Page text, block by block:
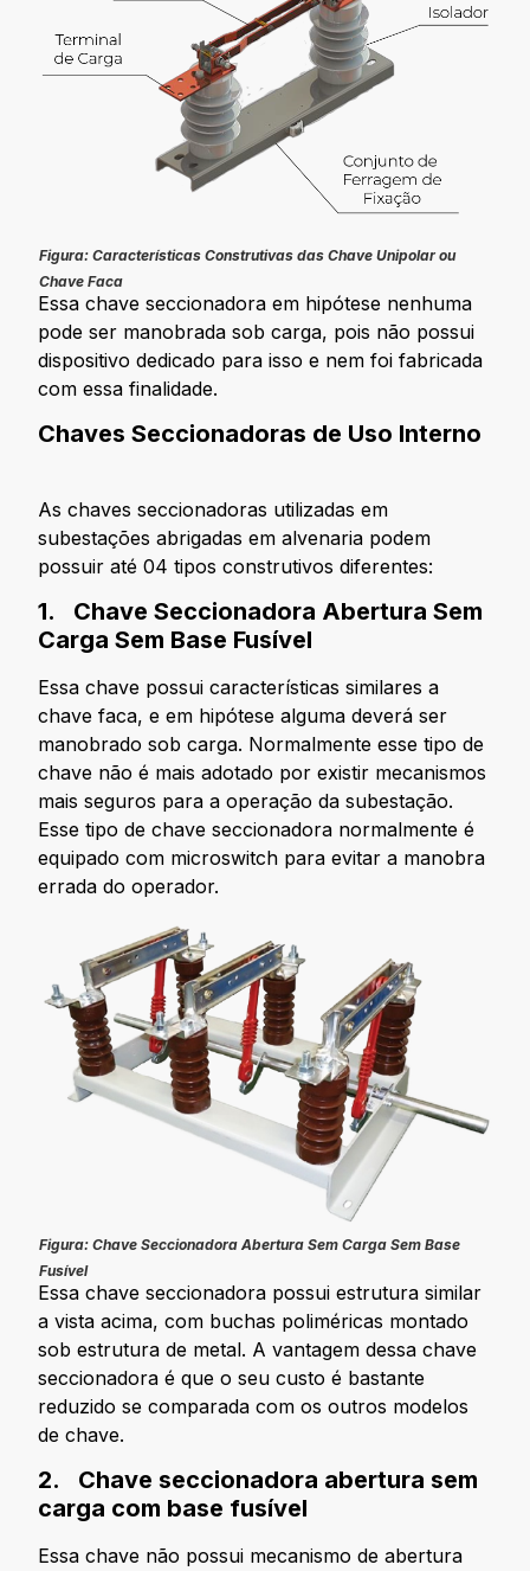
Figura: Características Construtivas das Chave Unipolar ou
Chave Faca
Essa chave seccionadora em hipótese nenhuma
pode ser manobrada sob carga, pois não possui
dispositivo dedicado para isso e nem foi fabricada
com essa finalidade.
Chaves Seccionadoras de Uso Interno
As chaves seccionadoras utilizadas em
subestações abrigadas em alvenaria podem
possuir até 04 tipos construtivos diferentes:
1. Chave Seccionadora Abertura Sem
Carga Sem Base Fusível
Essa chave possui características similares a
chave faca, e em hipótese alguma deverá ser
manobrado sob carga. Normalmente esse tipo de
chave não é mais adotado por existir mecanismos
mais seguros para a operação da subestação.
Esse tipo de chave seccionadora normalmente é
equipado com microswitch para evitar a manobra
errada do operador.
Figura: Chave Seccionadora Abertura Sem Carga Sem Base
Fusível
Essa chave seccionadora possui estrutura similar
a vista acima, com buchas poliméricas montado
sob estrutura de metal. A vantagem dessa chave
seccionadora é que o seu custo é bastante
reduzido se comparada com os outros modelos
de chave.
2. Chave seccionadora abertura sem
carga com base fusível
Essa chave não possui mecanismo de abertura